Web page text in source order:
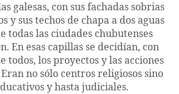
galesas, con sus fachadas sobrias
y sus techos de chapa a dos aguas
todas las ciudades chubutenses
En esas capillas se decidían, con
todos, los proyectos y las acciones
no sólo centros religiosos sino
y hasta judiciales.